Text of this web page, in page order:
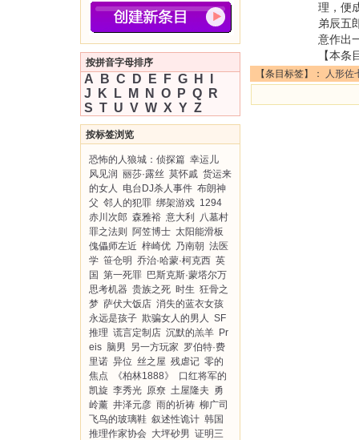
按拼音字母排序
A B C D E F G H
J
K L M N O P Q
R
S T U V W X Y Z
按标签浏览
恐怖的人狼城：侦探篇 幸运儿
风见润 丽莎·露丝 莫怀戚 货运来
的女人
电台DJ杀人事件 布朗神
父 邻人的犯罪 绑架游戏 1294
赤川次郎 森雅裕 意大利
八墓村
罪之法则
阿笠博士 太阳能滑板
傀儡师左近 梓崎优 乃南朝 法医
学 笹仓明 乔治·哈蒙·柯克西 英
国 第一死罪 巴斯克斯·蒙塔尔万
思考机器 贵族之死 时生 狂骨之
梦 萨伏大饭店 消失的蓝衣女孩
永远是孩子 欺骗女人的男人 SF
推理 谎言定制店 沉默的羔羊 Pr
eis 脑男 另一方玩家 罗伯特·费
里诺 异位 丝之屋 残虐记 零的
焦点
《柏林1888》
口红将军的
凯旋 李秀光 原尞 土屋隆夫 勇
岭薰 井泽元彦 雨的祈祷 柳广司
飞鸟的玻璃鞋 叙述性诡计 韩国
推理作家协会 大坪砂男 证明三
理，便
弟辰五
意作出
【本条
【条目标签】： 人形佐